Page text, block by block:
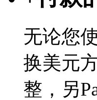
无论您
换美元
整，另